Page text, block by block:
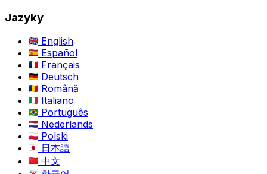
Jazyky
English
Español
Français
Deutsch
Română
Italiano
Português
Nederlands
Polski
日本語
中文